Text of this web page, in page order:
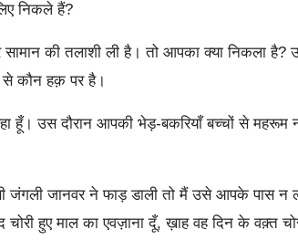
निकले हैं?
की तलाशी ली है। तो आपका क्या निकला है?
कौन हक़ पर है।
उस दौरान आपकी भेड़-बकरियाँ बच्चों से महरूम
जंगली जानवर ने फाड़ डाली तो मैं उसे आपके पास
हुए माल का एवज़ाना दूँ, ख़ाह वह दिन के वक़्त